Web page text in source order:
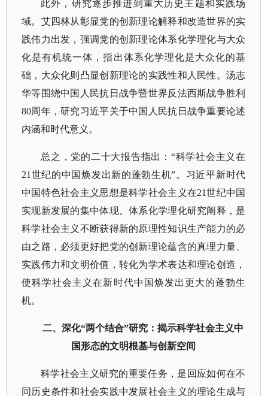
此外，研究逐步推进到重大历史主题和实践场
域。艾四林从彰显党的创新理论解释和改造世界的实
践伟力出发，强调党的创新理论体系化学理化与大众
化是有机统一体，指出体系化学理化是大众化的基
础，大众化则凸显创新理论的实践性和人民性。汤志
华等围绕中国人民抗日战争暨世界反法西斯战争胜利
80周年，研究习近平关于中国人民抗日战争重要论述
内涵和时代意义。
总之，党的二十大报告指出： “科学社会主义在
21世纪的中国焕发出新的蓬勃生机”。习近平新时代
中国特色社会主义思想是科学社会主义在21世纪中国
实现新发展的集中体现。体系化学理化研究阐释，是
科学社会主义不断获得新的原理性知识生产能力的必
由之路，必须更好把党的创新理论蕴含的真理力量、
实践伟力和文明价值，转化为学术表达和理论创造，
使科学社会主义在新时代中国焕发出更大的蓬勃生
机。
二、深化“两个结合”研究：揭示科学社会主义中
国形态的文明根基与创新空间
科学社会主义研究的重要任务，是回应如何在不
同历史条件和社会实践中发展社会主义的理论生成与